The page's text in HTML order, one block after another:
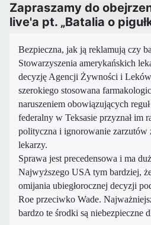
Zapraszamy do
live'a pt. „Batalia o
Bezpieczna, jak ją reklamują czy
Stowarzyszenia amerykańskich
decyzję Agencji Żywności i
szerokiego stosowana
naruszeniem obowiązujących
federalny w Teksasie przyznał im
polityczna i ignorowanie zarzutów
lekarzy.
Sprawa jest precedensowa i ma
Najwyższego USA tym bardziej,
omijania ubiegłorocznej decyzji
Roe przeciwko Wade.
bardzo te środki są niebezpieczne